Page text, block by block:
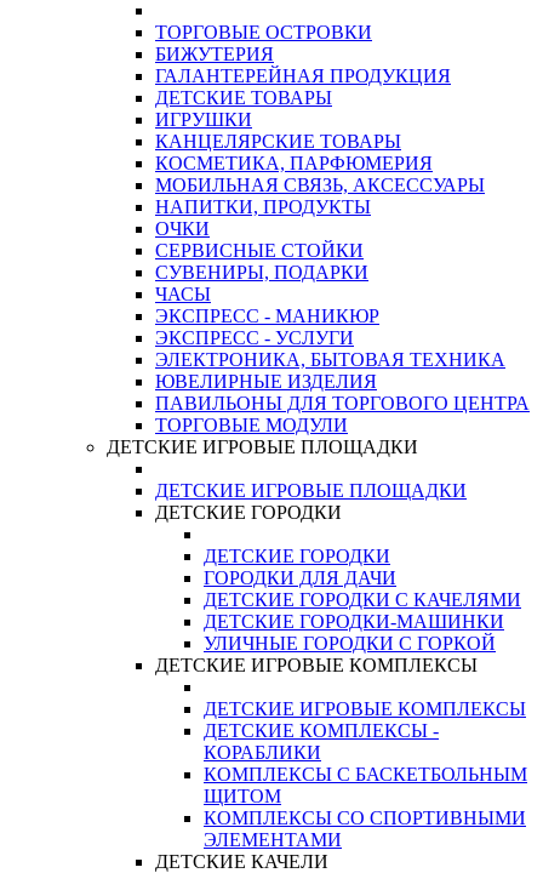
ТОРГОВЫЕ ОСТРОВКИ
БИЖУТЕРИЯ
ГАЛАНТЕРЕЙНАЯ ПРОДУКЦИЯ
ДЕТСКИЕ ТОВАРЫ
ИГРУШКИ
КАНЦЕЛЯРСКИЕ ТОВАРЫ
КОСМЕТИКА, ПАРФЮМЕРИЯ
МОБИЛЬНАЯ СВЯЗЬ, АКСЕССУАРЫ
НАПИТКИ, ПРОДУКТЫ
ОЧКИ
СЕРВИСНЫЕ СТОЙКИ
СУВЕНИРЫ, ПОДАРКИ
ЧАСЫ
ЭКСПРЕСС - МАНИКЮР
ЭКСПРЕСС - УСЛУГИ
ЭЛЕКТРОНИКА, БЫТОВАЯ ТЕХНИКА
ЮВЕЛИРНЫЕ ИЗДЕЛИЯ
ПАВИЛЬОНЫ ДЛЯ ТОРГОВОГО ЦЕНТРА
ТОРГОВЫЕ МОДУЛИ
ДЕТСКИЕ ИГРОВЫЕ ПЛОЩАДКИ
ДЕТСКИЕ ИГРОВЫЕ ПЛОЩАДКИ
ДЕТСКИЕ ГОРОДКИ
ДЕТСКИЕ ГОРОДКИ
ГОРОДКИ ДЛЯ ДАЧИ
ДЕТСКИЕ ГОРОДКИ С КАЧЕЛЯМИ
ДЕТСКИЕ ГОРОДКИ-МАШИНКИ
УЛИЧНЫЕ ГОРОДКИ С ГОРКОЙ
ДЕТСКИЕ ИГРОВЫЕ КОМПЛЕКСЫ
ДЕТСКИЕ ИГРОВЫЕ КОМПЛЕКСЫ
ДЕТСКИЕ КОМПЛЕКСЫ -
КОРАБЛИКИ
КОМПЛЕКСЫ С БАСКЕТБОЛЬНЫМ
ЩИТОМ
КОМПЛЕКСЫ СО СПОРТИВНЫМИ
ЭЛЕМЕНТАМИ
ДЕТСКИЕ КАЧЕЛИ